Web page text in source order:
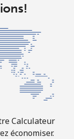
pour ⁦€5⁩
⁦€5⁩
Calculateur
économiser.